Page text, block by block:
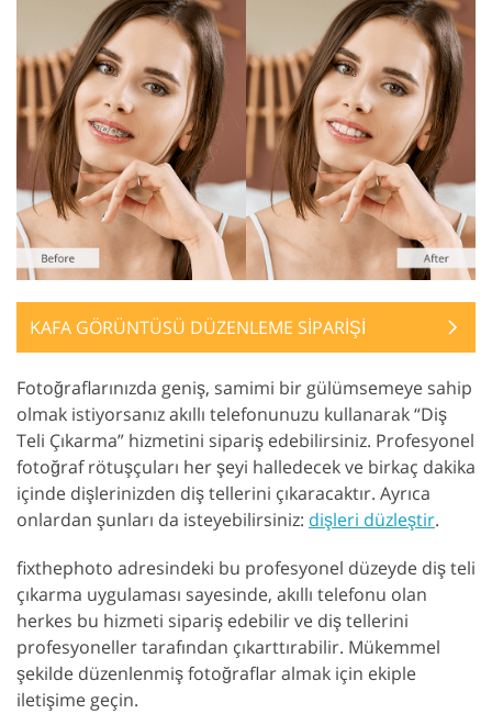
KAFA GÖRÜNTÜSÜ DÜZENLEME SİPARİŞİ
Fotoğraflarınızda geniş, samimi bir gülümsemeye sahip
olmak istiyorsanız akıllı telefonunuzu kullanarak “Diş
Teli Çıkarma” hizmetini sipariş edebilirsiniz. Profesyonel
fotoğraf rötuşçuları her şeyi halledecek ve birkaç dakika
içinde dişlerinizden diş tellerini çıkaracaktır. Ayrıca
onlardan şunları da isteyebilirsiniz: dişleri düzleştir.
fixthephoto adresindeki bu profesyonel düzeyde diş teli
çıkarma uygulaması sayesinde, akıllı telefonu olan
herkes bu hizmeti sipariş edebilir ve diş tellerini
profesyoneller tarafından çıkarttırabilir. Mükemmel
şekilde düzenlenmiş fotoğraflar almak için ekiple
iletişime geçin.